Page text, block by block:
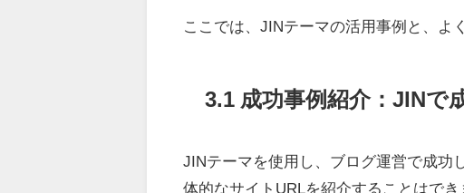
ここでは、JINテーマの活用事例と、よ
3.1 成功事例紹介：JINで
JINテーマを使用し、ブログ運営で成功
体的なサイトURLを紹介することはで